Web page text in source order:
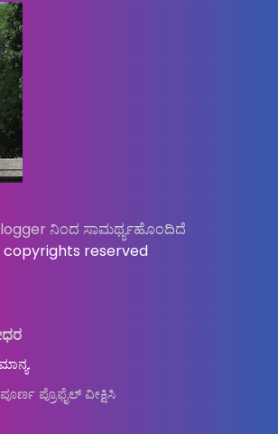
ನಿಂದ ಸಾಮರ್ಥ್ಯಹೊಂದಿದೆ
copyrights reserved
ಪ್ರೊಫೈಲ್ ವೀಕ್ಷಿಸಿ